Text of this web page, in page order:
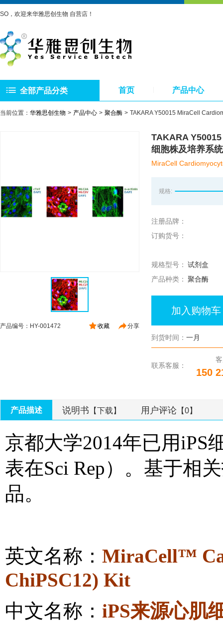
SO，欢迎来华雅思创生物 自营店！
全部产品分类 首页 产品中心
当前位置： 华雅思创生物 产品中心 聚合酶 TAKARA Y50015 MiraCell
分享
收藏
产品编号：HY-001472
TAKARA
细胞株及培养系统
MiraCell
规格:
注册品牌：
订购货号：
规格型号： 试剂盒
产品种类： 聚合酶
加入购物车
到货时间： 一月
联系客服：
150
产品描述 说明书 【下载】 用户评论 【0】
京都大学2014年已用iPS
表在Sci Rep）。基于相
品。
英文名称： MiraCell™
ChiPSC12) Kit
中文名称： iPS来源心肌